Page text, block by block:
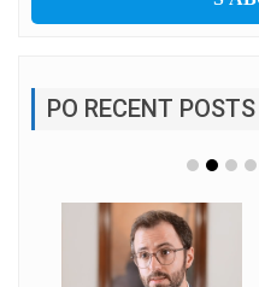
PO RECENT POSTS